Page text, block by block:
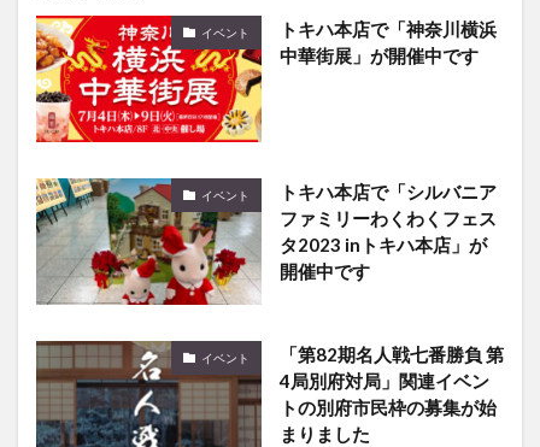
イベント
トキハ本店で「神奈川横浜
中華街展」が開催中です
イベント
トキハ本店で「シルバニア
ファミリーわくわくフェス
タ2023 inトキハ本店」が
開催中です
イベント
「第82期名人戦七番勝負 第
4局別府対局」関連イベン
トの別府市民枠の募集が始
まりました